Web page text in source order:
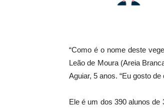
“Como é o nome deste
Leão de Moura (Areia
Aguiar, 5 anos. “Eu gosto
Ele é um dos 390 alunos de